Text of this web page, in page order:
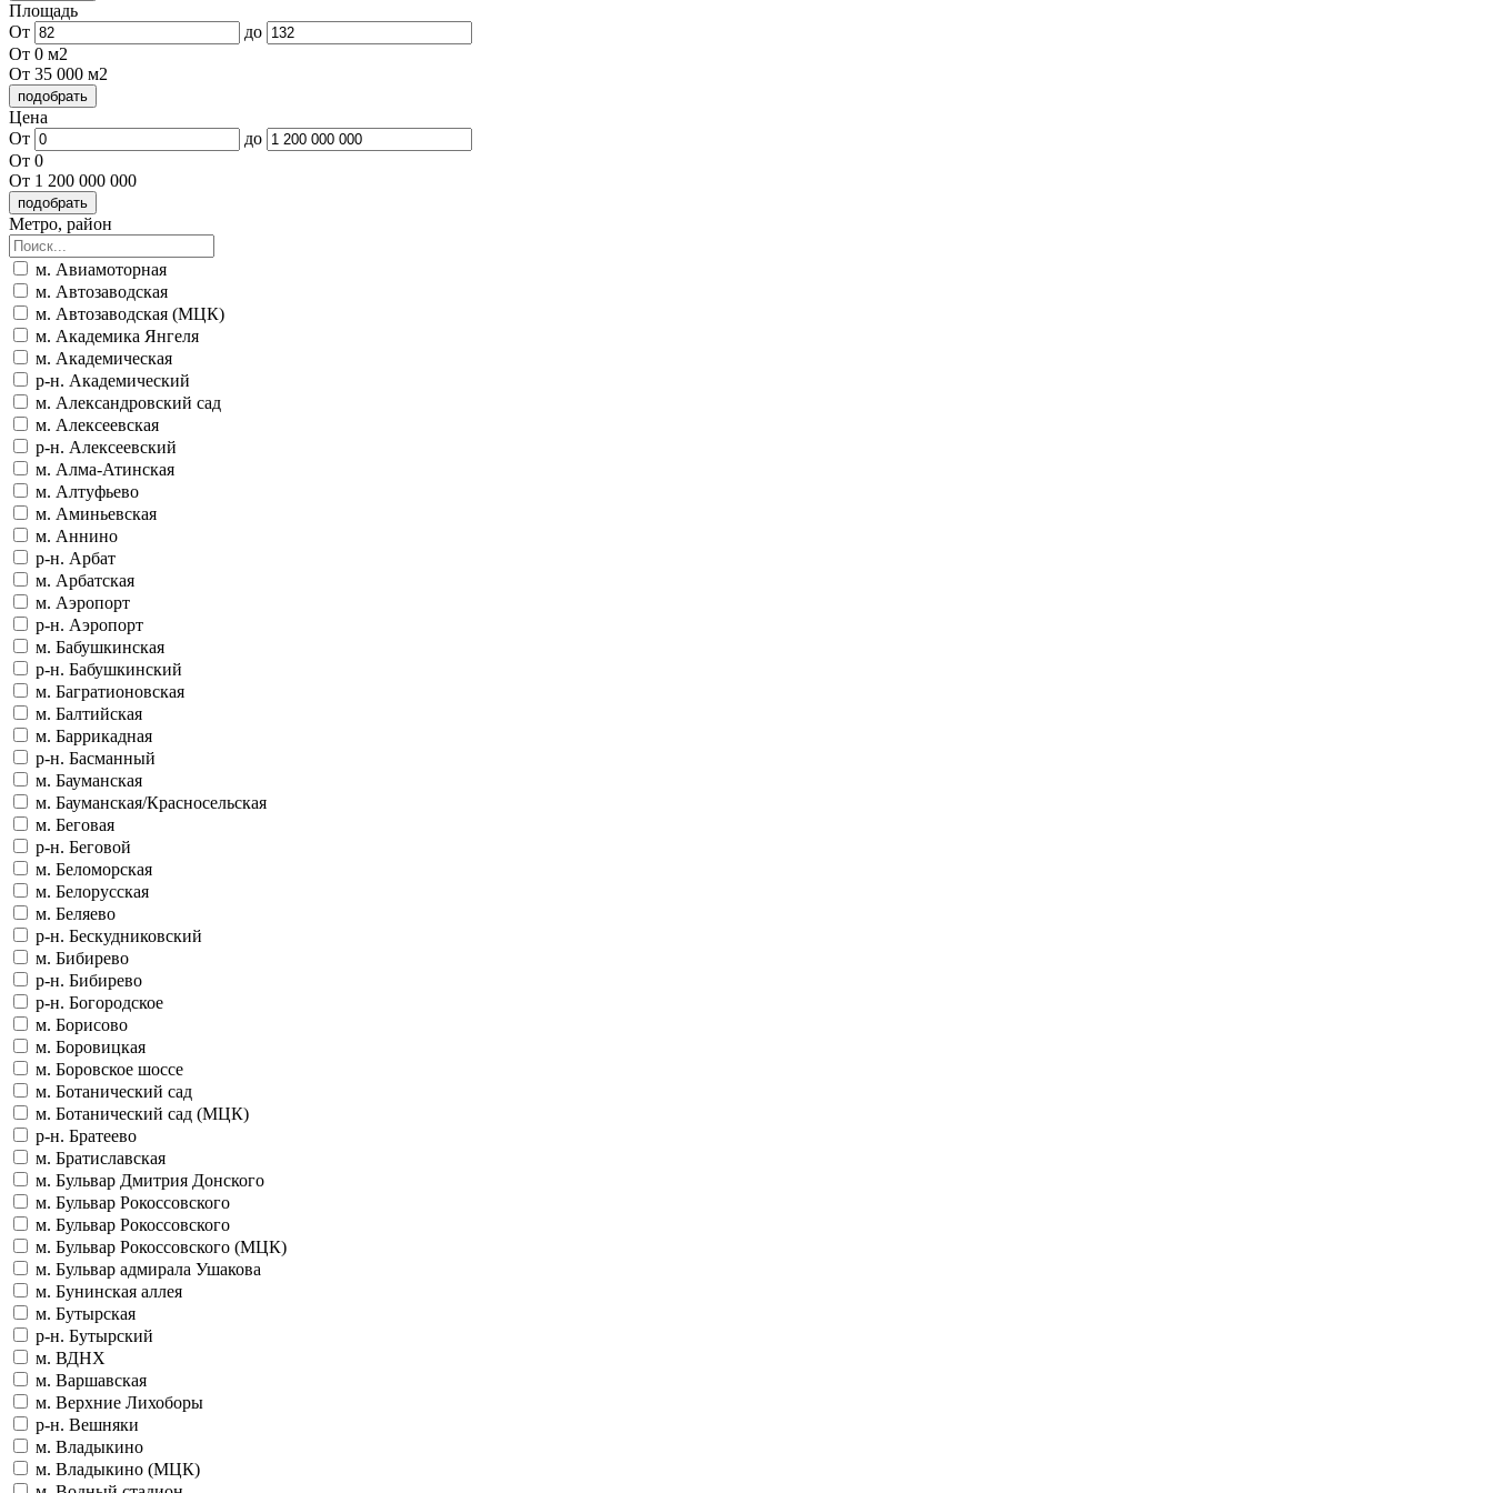
Площадь
От
до
От 0 м2
От 35 000 м2
Цена
От
до
От 0
От 1 200 000 000
Метро, район
м. Авиамоторная
м. Автозаводская
м. Автозаводская (МЦК)
м. Академика Янгеля
м. Академическая
р-н. Академический
м. Александровский сад
м. Алексеевская
р-н. Алексеевский
м. Алма-Атинская
м. Алтуфьево
м. Аминьевская
м. Аннино
р-н. Арбат
м. Арбатская
м. Аэропорт
р-н. Аэропорт
м. Бабушкинская
р-н. Бабушкинский
м. Багратионовская
м. Балтийская
м. Баррикадная
р-н. Басманный
м. Бауманская
м. Бауманская/Красносельская
м. Беговая
р-н. Беговой
м. Беломорская
м. Белорусская
м. Беляево
р-н. Бескудниковский
м. Бибирево
р-н. Бибирево
р-н. Богородское
м. Борисово
м. Боровицкая
м. Боровское шоссе
м. Ботанический сад
м. Ботанический сад (МЦК)
р-н. Братеево
м. Братиславская
м. Бульвар Дмитрия Донского
м. Бульвар Рокоссовского
м. Бульвар Рокоссовского
м. Бульвар Рокоссовского (МЦК)
м. Бульвар адмирала Ушакова
м. Бунинская аллея
м. Бутырская
р-н. Бутырский
м. ВДНХ
м. Варшавская
м. Верхние Лихоборы
р-н. Вешняки
м. Владыкино
м. Владыкино (МЦК)